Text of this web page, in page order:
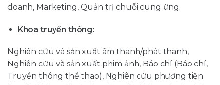
doanh, Marketing, Quản trị chuỗi cung ứng.
Khoa truyền thông:
Nghiên cứu và sản xuất âm thanh/phát thanh,
Nghiên cứu và sản xuất phim ảnh, Báo chí (Báo chí,
Truyền thông thể thao), Nghiên cứu phương tiện